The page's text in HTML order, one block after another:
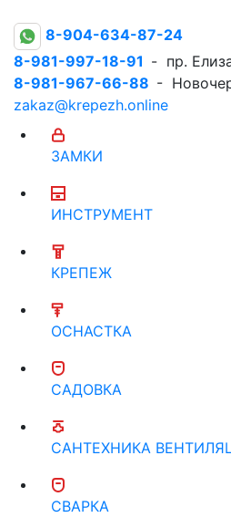
8-904-634-87-24
8-981-997-18-91 - пр.
8-981-967-66-88 -
zakaz@krepezh.online
ЗАМКИ
ИНСТРУМЕНТ
КРЕПЕЖ
ОСНАСТКА
САДОВКА
САНТЕХНИКА
СВАРКА